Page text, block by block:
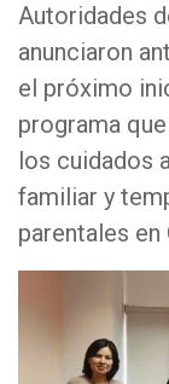
Autoridades
anunciaron
el próximo
programa
los cuidados
familiar y
parentales en